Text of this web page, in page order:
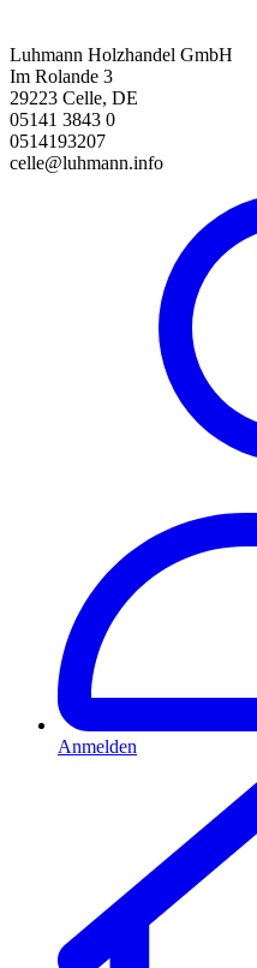
Luhmann Holzhandel GmbH
Im Rolande 3
29223 Celle, DE
05141 3843 0
0514193207
celle@luhmann.info
Anmelden